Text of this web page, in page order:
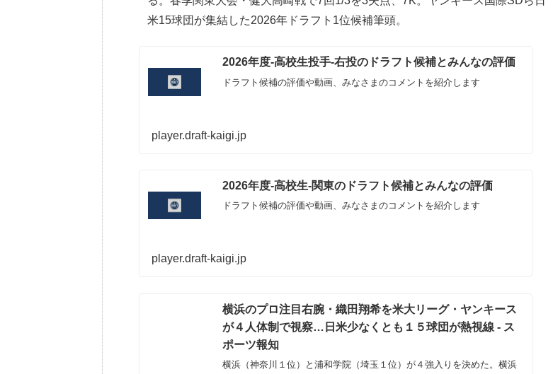
米15球団が集結した2026年ドラフト1位候補筆頭。
2026年度-高校生投手-右投のドラフト候補とみんなの評価
ドラフト候補の評価や動画、みなさまのコメントを紹介します
player.draft-kaigi.jp
2026年度-高校生-関東のドラフト候補とみんなの評価
ドラフト候補の評価や動画、みなさまのコメントを紹介します
player.draft-kaigi.jp
横浜のプロ注目右腕・織田翔希を米大リーグ・ヤンキース
が４人体制で視察…日米少なくとも１５球団が熱視線 - ス
ポーツ報知
横浜（神奈川１位）と浦和学院（埼玉１位）が４強入りを決めた。横浜